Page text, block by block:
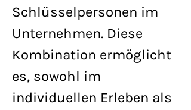
Schlüsselpersonen im
Unternehmen. Diese
Kombination ermöglicht
es, sowohl im
individuellen Erleben als